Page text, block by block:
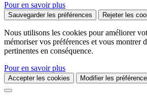
Pour en savoir plus
Sauvegarder les préférences Rejeter les
Nous utilisons les cookies pour améliorer
mémoriser vos préférences et vous montrer
pertinentes en conséquence.
Pour en savoir plus
Accepter les cookies Modifier les